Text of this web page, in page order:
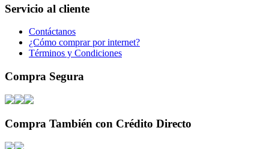
Servicio al cliente
Contáctanos
¿Cómo comprar por internet?
Términos y Condiciones
Compra Segura
Compra También con Crédito Directo